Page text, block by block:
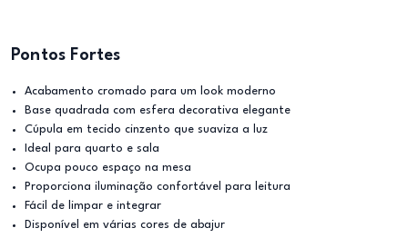
Pontos Fortes
Acabamento cromado para um look moderno
Base quadrada com esfera decorativa elegante
Cúpula em tecido cinzento que suaviza a luz
Ideal para quarto e sala
Ocupa pouco espaço na mesa
Proporciona iluminação confortável para leitura
Fácil de limpar e integrar
Disponível em várias cores de abajur